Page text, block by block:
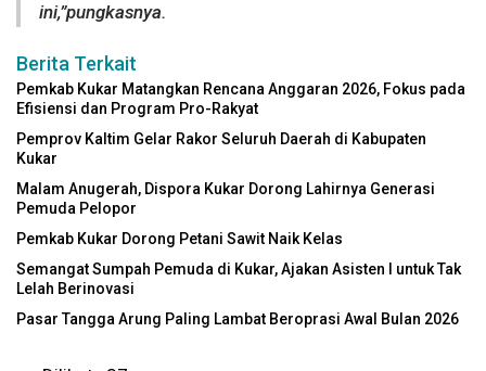
ini,”pungkasnya.
Berita Terkait
Pemkab Kukar Matangkan Rencana Anggaran 2026, Fokus pada
Efisiensi dan Program Pro-Rakyat
Pemprov Kaltim Gelar Rakor Seluruh Daerah di Kabupaten
Kukar
Malam Anugerah, Dispora Kukar Dorong Lahirnya Generasi
Pemuda Pelopor
Pemkab Kukar Dorong Petani Sawit Naik Kelas
Semangat Sumpah Pemuda di Kukar, Ajakan Asisten I untuk Tak
Lelah Berinovasi
Pasar Tangga Arung Paling Lambat Beroprasi Awal Bulan 2026